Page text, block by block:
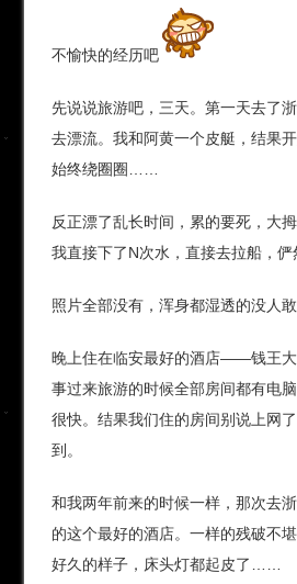
不愉快的经历吧
先说说旅游吧，三天。第一天去了
去漂流。我和阿黄一个皮艇，结果
始终绕圈圈……
反正漂了乱长时间，累的要死，大
我直接下了N次水，直接去拉船，俨
照片全部没有，浑身都湿透的没人敢
晚上住在临安最好的酒店——钱王
事过来旅游的时候全部房间都有电
很快。结果我们住的房间别说上网
到。
和我两年前来的时候一样，那次去
的这个最好的酒店。一样的残破不
好久的样子，床头灯都起皮了……